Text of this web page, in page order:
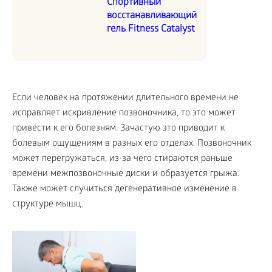
Спортивный
восстанавливающий
гель Fitness Catalyst
Если человек на протяжении длительного времени не
исправляет искривление позвоночника, то это может
привести к его болезням. Зачастую это приводит к
болевым ощущениям в разных его отделах. Позвоночник
может перегружаться, из-за чего стираются раньше
времени межпозвоночные диски и образуется грыжа.
Также может случиться дегенеративное изменение в
структуре мышц.